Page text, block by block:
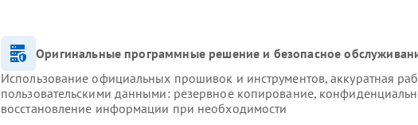
Оригинальные программные решение и безопасное
Использование официальных прошивок и инструментов, аккуратная
пользовательскими данными: резервное копирование,
восстановление информации при необходимости